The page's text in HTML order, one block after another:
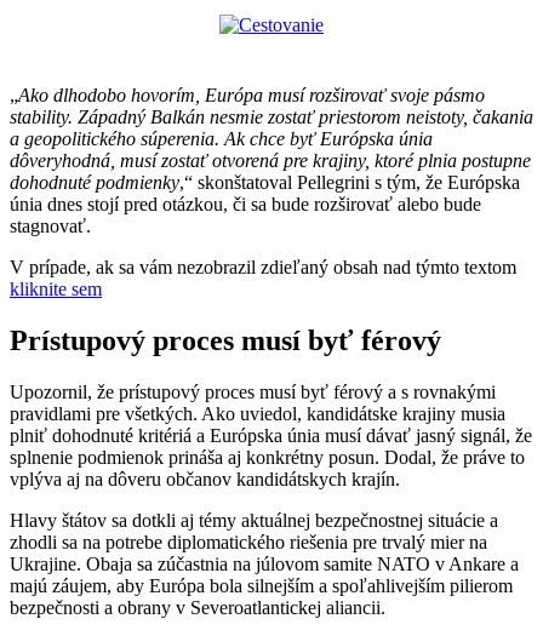
„Ako dlhodobo hovorím, Európa musí rozširovať svoje pásmo
stability. Západný Balkán nesmie zostať priestorom neistoty, čakania
a geopolitického súperenia. Ak chce byť Európska únia
dôveryhodná, musí zostať otvorená pre krajiny, ktoré plnia postupne
dohodnuté podmienky,“ skonštatoval Pellegrini s tým, že Európska
únia dnes stojí pred otázkou, či sa bude rozširovať alebo bude
stagnovať.
V prípade, ak sa vám nezobrazil zdieľaný obsah nad týmto textom
kliknite sem
Prístupový proces musí byť férový
Upozornil, že prístupový proces musí byť férový a s rovnakými
pravidlami pre všetkých. Ako uviedol, kandidátske krajiny musia
plniť dohodnuté kritériá a Európska únia musí dávať jasný signál, že
splnenie podmienok prináša aj konkrétny posun. Dodal, že práve to
vplýva aj na dôveru občanov kandidátskych krajín.
Hlavy štátov sa dotkli aj témy aktuálnej bezpečnostnej situácie a
zhodli sa na potrebe diplomatického riešenia pre trvalý mier na
Ukrajine. Obaja sa zúčastnia na júlovom samite NATO v Ankare a
majú záujem, aby Európa bola silnejším a spoľahlivejším pilierom
bezpečnosti a obrany v Severoatlantickej aliancii.